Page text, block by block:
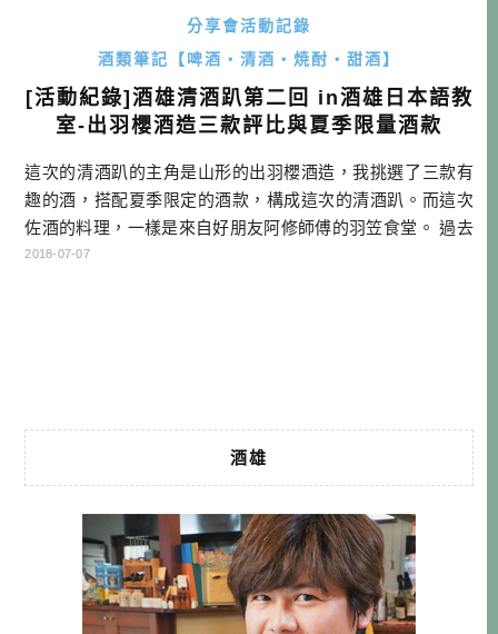
分享會活動記錄
酒類筆記【啤酒・清酒・焼酎・甜酒】
[活動紀錄]酒雄清酒趴第二回 in酒雄日本語教
室-出羽櫻酒造三款評比與夏季限量酒款
這次的清酒趴的主角是山形的出羽櫻酒造，我挑選了三款有
趣的酒，搭配夏季限定的酒款，構成這次的清酒趴。而這次
佐酒的料理，一樣是來自好朋友阿修師傅的羽笠食堂。 過去
活動紀錄： [活動紀錄]酒雄清酒趴第一回 in 羽笠食堂 -認識日
2018-07-07
酒雄